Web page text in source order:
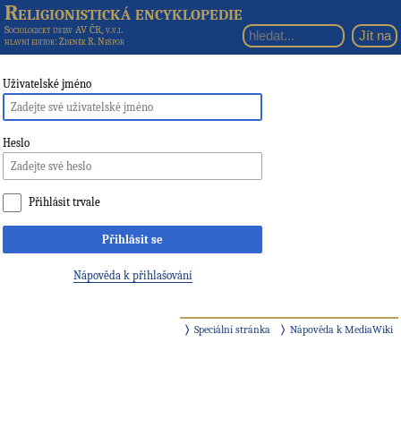
Religionistická encyklopedie
Sociologický ústav AV ČR, v.v.i.
hlavní editor: Zdeněk R. Nešpor
Uživatelské jméno
Heslo
Přihlásit trvale
Přihlásit se
Nápověda k přihlašování
Speciální stránka Nápověda k MediaWiki